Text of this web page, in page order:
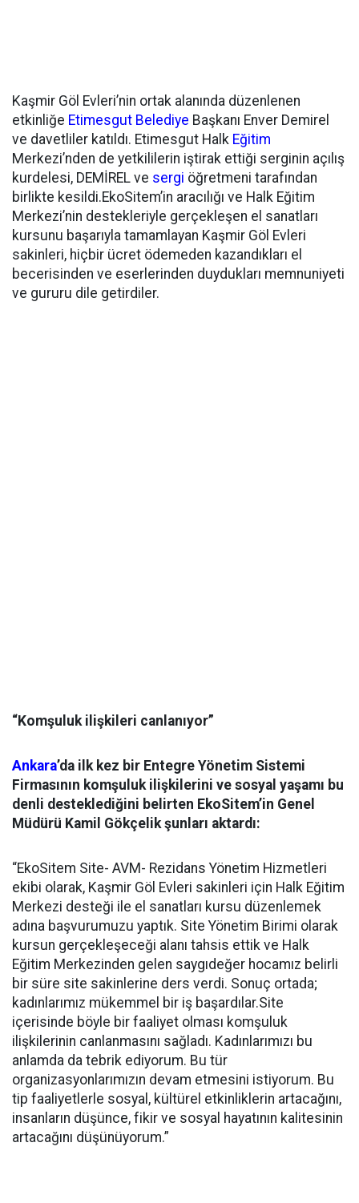
Kaşmir Göl Evleri’nin ortak alanında düzenlenen
etkinliğe Etimesgut Belediye Başkanı Enver Demirel
ve davetliler katıldı. Etimesgut Halk Eğitim
Merkezi’nden de yetkililerin iştirak ettiği serginin açılış
kurdelesi, DEMİREL ve sergi öğretmeni tarafından
birlikte kesildi.EkoSitem’in aracılığı ve Halk Eğitim
Merkezi’nin destekleriyle gerçekleşen el sanatları
kursunu başarıyla tamamlayan Kaşmir Göl Evleri
sakinleri, hiçbir ücret ödemeden kazandıkları el
becerisinden ve eserlerinden duydukları memnuniyeti
ve gururu dile getirdiler.
“Komşuluk ilişkileri canlanıyor”
Ankara’da ilk kez bir Entegre Yönetim Sistemi
Firmasının komşuluk ilişkilerini ve sosyal yaşamı bu
denli desteklediğini belirten EkoSitem’in Genel
Müdürü Kamil Gökçelik şunları aktardı:
“EkoSitem Site- AVM- Rezidans Yönetim Hizmetleri
ekibi olarak, Kaşmir Göl Evleri sakinleri için Halk Eğitim
Merkezi desteği ile el sanatları kursu düzenlemek
adına başvurumuzu yaptık. Site Yönetim Birimi olarak
kursun gerçekleşeceği alanı tahsis ettik ve Halk
Eğitim Merkezinden gelen saygıdeğer hocamız belirli
bir süre site sakinlerine ders verdi. Sonuç ortada;
kadınlarımız mükemmel bir iş başardılar.Site
içerisinde böyle bir faaliyet olması komşuluk
ilişkilerinin canlanmasını sağladı. Kadınlarımızı bu
anlamda da tebrik ediyorum. Bu tür
organizasyonlarımızın devam etmesini istiyorum. Bu
tip faaliyetlerle sosyal, kültürel etkinliklerin artacağını,
insanların düşünce, fikir ve sosyal hayatının kalitesinin
artacağını düşünüyorum.”